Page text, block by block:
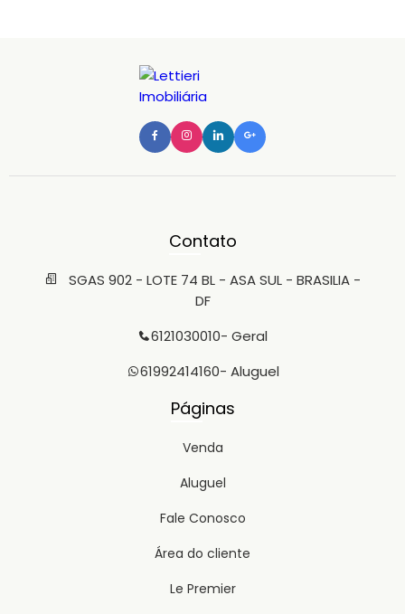
Contato
SGAS 902 - LOTE 74 BL - ASA SUL - BRASILIA -
DF
6121030010- Geral
61992414160- Aluguel
Páginas
Venda
Aluguel
Fale Conosco
Área do cliente
Le Premier